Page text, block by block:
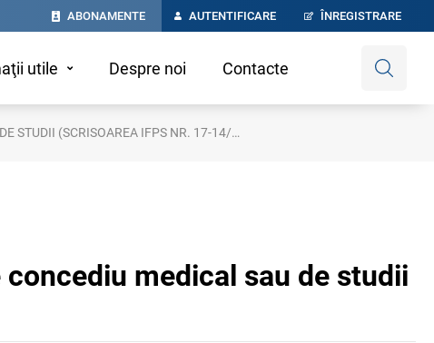
ABONAMENTE AUTENTIFICARE ÎNREGISTRARE
utile Despre noi Contacte
IFPS NR. 17-14/20-57 DIN 12.05.2009)
medical sau de studii